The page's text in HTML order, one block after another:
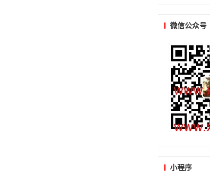
微信公众号
小程序